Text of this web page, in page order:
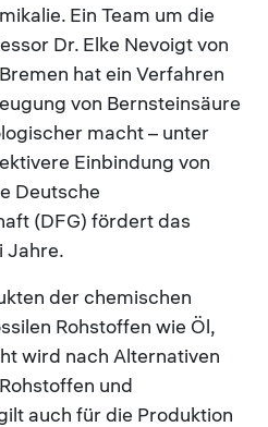
Ein Team um die
Dr. Elke Nevoigt von
hat ein Verfahren
von Bernsteinsäure
macht – unter
Einbindung von
Deutsche
(DFG) fördert das
Jahre.
der chemischen
Rohstoffen wie Öl,
wird nach Alternativen
und
auch für die Produktion